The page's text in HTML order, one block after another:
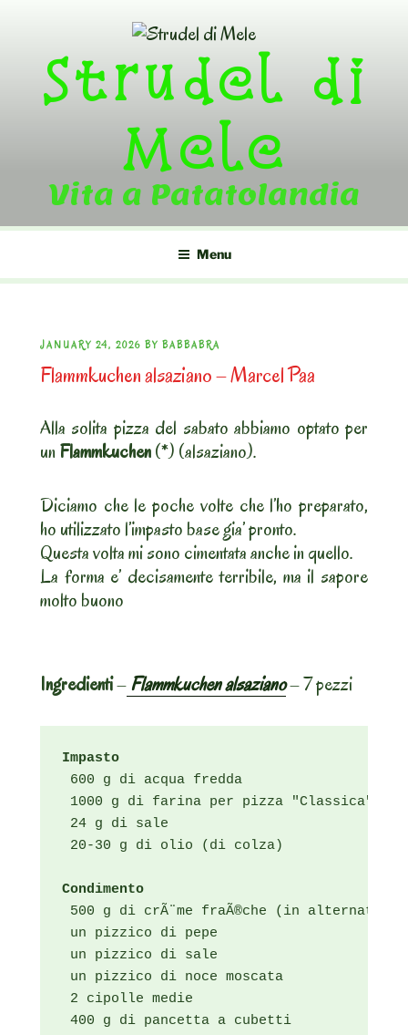
contentStrudel di
Mele
Vita a Patatolandia
Menu
POSTED
ON
JANUARY 24, 2026 BY BABBABRA
Flammkuchen alsaziano – Marcel Paa
Alla solita pizza del sabato abbiamo optato per
un Flammkuchen(*) (alsaziano).
Diciamo che le poche volte che l’ho preparato,
ho utilizzato l’impasto base gia’ pronto.
Questa volta mi sono cimentata anche in quello.
La forma e’ decisamente terribile, ma il sapore
molto buono
Ingredienti–Flammkuchen alsaziano– 7 pezzi
Impasto
600 g di acqua fredda
1000 g di farina per pizza "Classica"
24 g di sale
20-30 g di olio (di colza)
Condimento
500 g di crÃ¨me fraÃ®che (in alternativa:
un pizzico di pepe
un pizzico di sale
un pizzico di noce moscata
2 cipolle medie
400 g di pancetta a cubetti